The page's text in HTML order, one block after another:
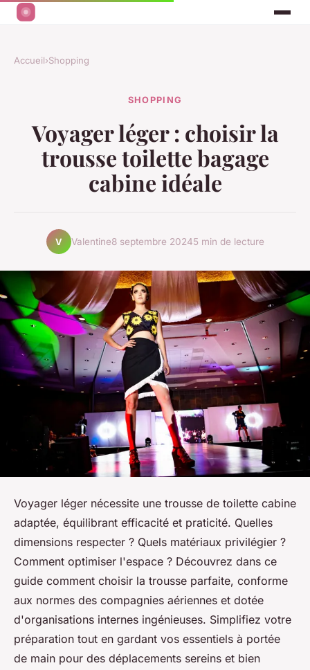
Accueil›Shopping
SHOPPING
Voyager léger : choisir la
trousse toilette bagage
cabine idéale
V Valentine8 septembre 20245 min de lecture
Voyager léger nécessite une trousse de toilette cabine
adaptée, équilibrant efficacité et praticité. Quelles
dimensions respecter ? Quels matériaux privilégier ?
Comment optimiser l'espace ? Découvrez dans ce
guide comment choisir la trousse parfaite, conforme
aux normes des compagnies aériennes et dotée
d'organisations internes ingénieuses. Simplifiez votre
préparation tout en gardant vos essentiels à portée
de main pour des déplacements sereins et bien